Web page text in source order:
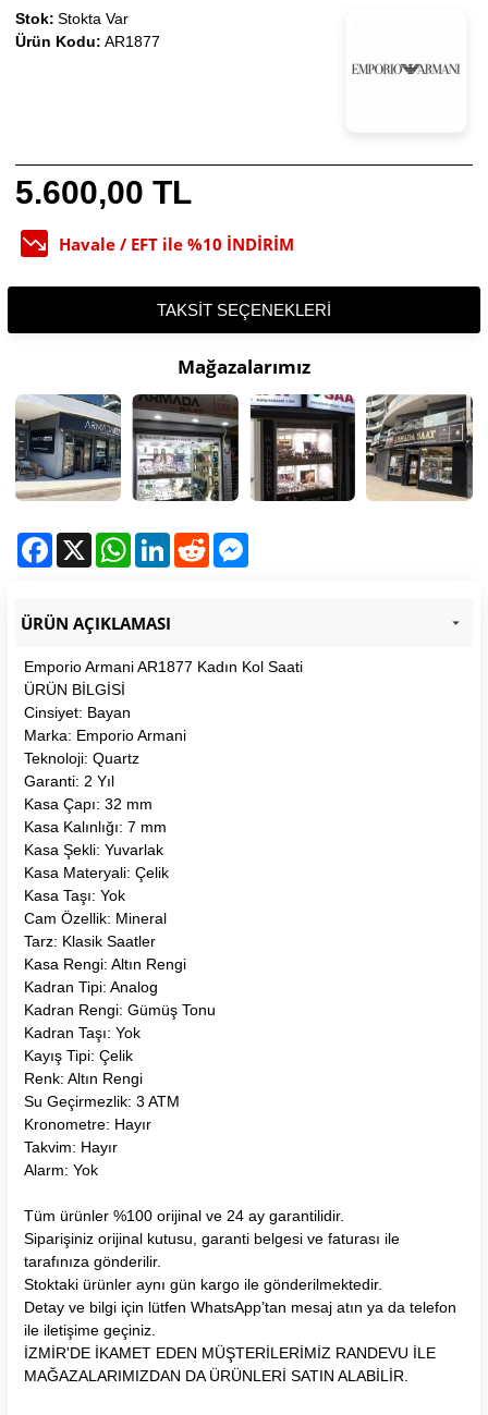
5.600,00 TL
Havale / EFT ile %10 İNDİRİM
Stok: Stokta Var
Ürün Kodu: AR1877
TAKSIT SEÇENEKLERI
Mağazalarımız
Facebook
X WhatsAppLinkedInReddit
ÜRÜN AÇIKLAMASI
Emporio Armani AR1877 Kadın Kol Saati
ÜRÜN BİLGİSİ
Cinsiyet: Bayan
Marka: Emporio Armani
Teknoloji: Quartz
Garanti: 2 Yıl
Kasa Çapı: 32 mm
Kasa Kalınlığı: 7 mm
Kasa Şekli: Yuvarlak
Kasa Materyali: Çelik
Kasa Taşı: Yok
Cam Özellik: Mineral
Tarz: Klasik Saatler
Kasa Rengi: Altın Rengi
Kadran Tipi: Analog
Kadran Rengi: Gümüş Tonu
Kadran Taşı: Yok
Kayış Tipi: Çelik
Renk: Altın Rengi
Su Geçirmezlik: 3 ATM
Kronometre: Hayır
Takvim: Hayır
Alarm: Yok
Tüm ürünler %100 orijinal ve 24 ay garantilidir.
Siparişiniz orijinal kutusu, garanti belgesi ve faturası ile
tarafınıza gönderilir.
Stoktaki ürünler aynı gün kargo ile gönderilmektedir.
Detay ve bilgi için lütfen WhatsApp’tan mesaj atın ya da telefon
ile iletişime geçiniz.
İZMİR'DE İKAMET EDEN MÜŞTERİLERİMİZ RANDEVU İLE
MAĞAZALARIMIZDAN DA ÜRÜNLERİ SATIN ALABİLİR.